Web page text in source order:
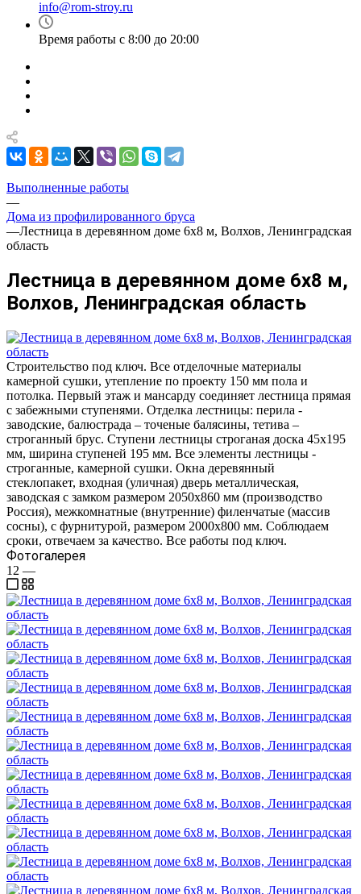
info@rom-stroy.ru
Время работы с 8:00 до 20:00
Выполненные работы
—
Дома из профилированного бруса
—Лестница в деревянном доме 6х8 м, Волхов, Ленинградская
область
Лестница в деревянном доме 6х8 м,
Волхов, Ленинградская область
Строительство под ключ. Все отделочные материалы
камерной сушки, утепление по проекту 150 мм пола и
потолка. Первый этаж и мансарду соединяет лестница прямая
с забежными ступенями. Отделка лестницы: перила -
заводские, балюстрада – точеные балясины, тетива –
строганный брус. Ступени лестницы строганая доска 45х195
мм, ширина ступеней 195 мм. Все элементы лестницы -
строганные, камерной сушки. Окна деревянный
стеклопакет, входная (уличная) дверь металлическая,
заводская с замком размером 2050х860 мм (производство
Россия), межкомнатные (внутренние) филенчатые (массив
сосны), с фурнитурой, размером 2000х800 мм. Соблюдаем
сроки, отвечаем за качество. Все работы под ключ.
Фотогалерея
12 —